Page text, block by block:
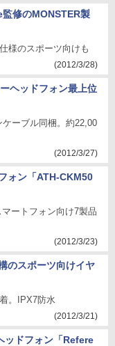
修のMONSTER製
様のスポーツ向けも
(2012/3/28)
ヘッドフォン最上位
ーブル同梱。約22,00
(2012/3/27)
ォン「ATH-CKM50
ートフォン向け7製品
(2012/3/23)
のスポーツ向けイヤ
。IPX7防水
(2012/3/21)
ドフォン「Refere